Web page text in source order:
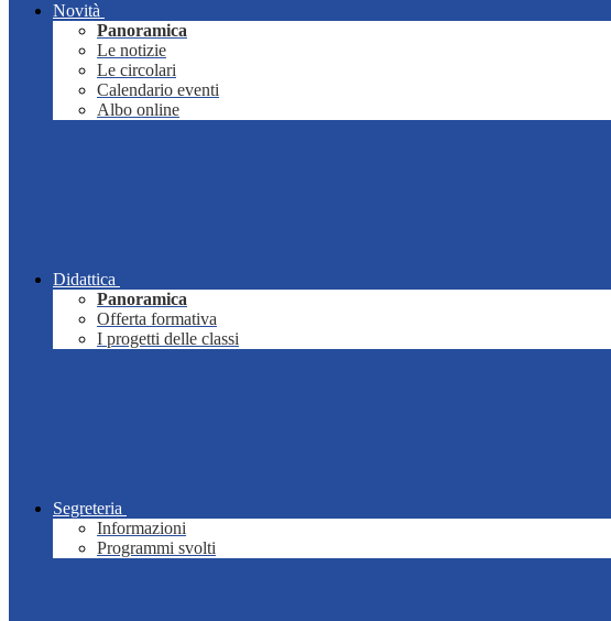
Novità
Panoramica
Le notizie
Le circolari
Calendario eventi
Albo online
Didattica
Panoramica
Offerta formativa
I progetti delle classi
Segreteria
Informazioni
Programmi svolti